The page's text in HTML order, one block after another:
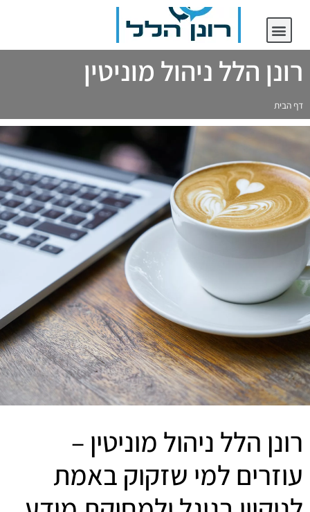
רונן הלל ניהול מוניטין
דף הבית
רונן הלל ניהול מוניטין –
עוזרים למי שזקוק באמת